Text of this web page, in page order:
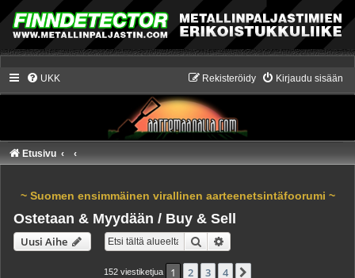
UKK Kirjaudu sisään
Rekisteröidy
Etusivu
~ Suomen ensimmäinen virallinen aarteenetsintäfoorumi ~
Ostetaan & Myydään / Buy & Sell
Uusi Aihe Etsi
152 viestiketjua 1 2 3 4